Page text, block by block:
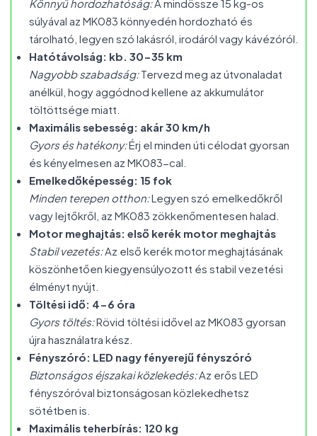
Könnyű hordozhatóság:A mindössze 15 kg-os
súlyával az MK083 könnyedén hordozható és
tárolható, legyen szó lakásról, irodáról vagy kávézóról.
Hatótávolság: kb. 30-35 km
Nagyobb szabadság:Tervezd meg az útvonaladat
anélkül, hogy aggódnod kellene az akkumulátor
töltöttsége miatt.
Maximális sebesség: akár 30 km/h
Gyors és hatékony:Érj el minden úti célodat gyorsan
és kényelmesen az MK083-cal.
Emelkedőképesség: 15 fok
Minden terepen otthon:Legyen szó emelkedőkről
vagy lejtőkről, az MK083 zökkenőmentesen halad.
Motor meghajtás: első kerék motor meghajtás
Stabil vezetés:Az első kerék motor meghajtásának
köszönhetően kiegyensúlyozott és stabil vezetési
élményt nyújt.
Töltési idő: 4-6 óra
Gyors töltés:Rövid töltési idővel az MK083 gyorsan
újra használatra kész.
Fényszóró: LED nagy fényerejű fényszóró
Biztonságos éjszakai közlekedés:Az erős LED
fényszóróval biztonságosan közlekedhetsz
sötétben is.
Maximális teherbírás: 120 kg